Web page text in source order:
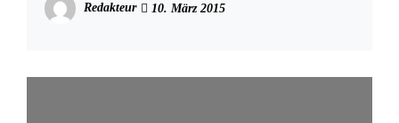
Redakteur 10. März 2015